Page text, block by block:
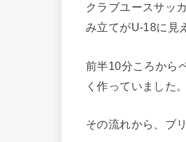
クラブユースサッ
み立てがU-18に見
前半10分ころから
く作っていました。
その流れから、ブ